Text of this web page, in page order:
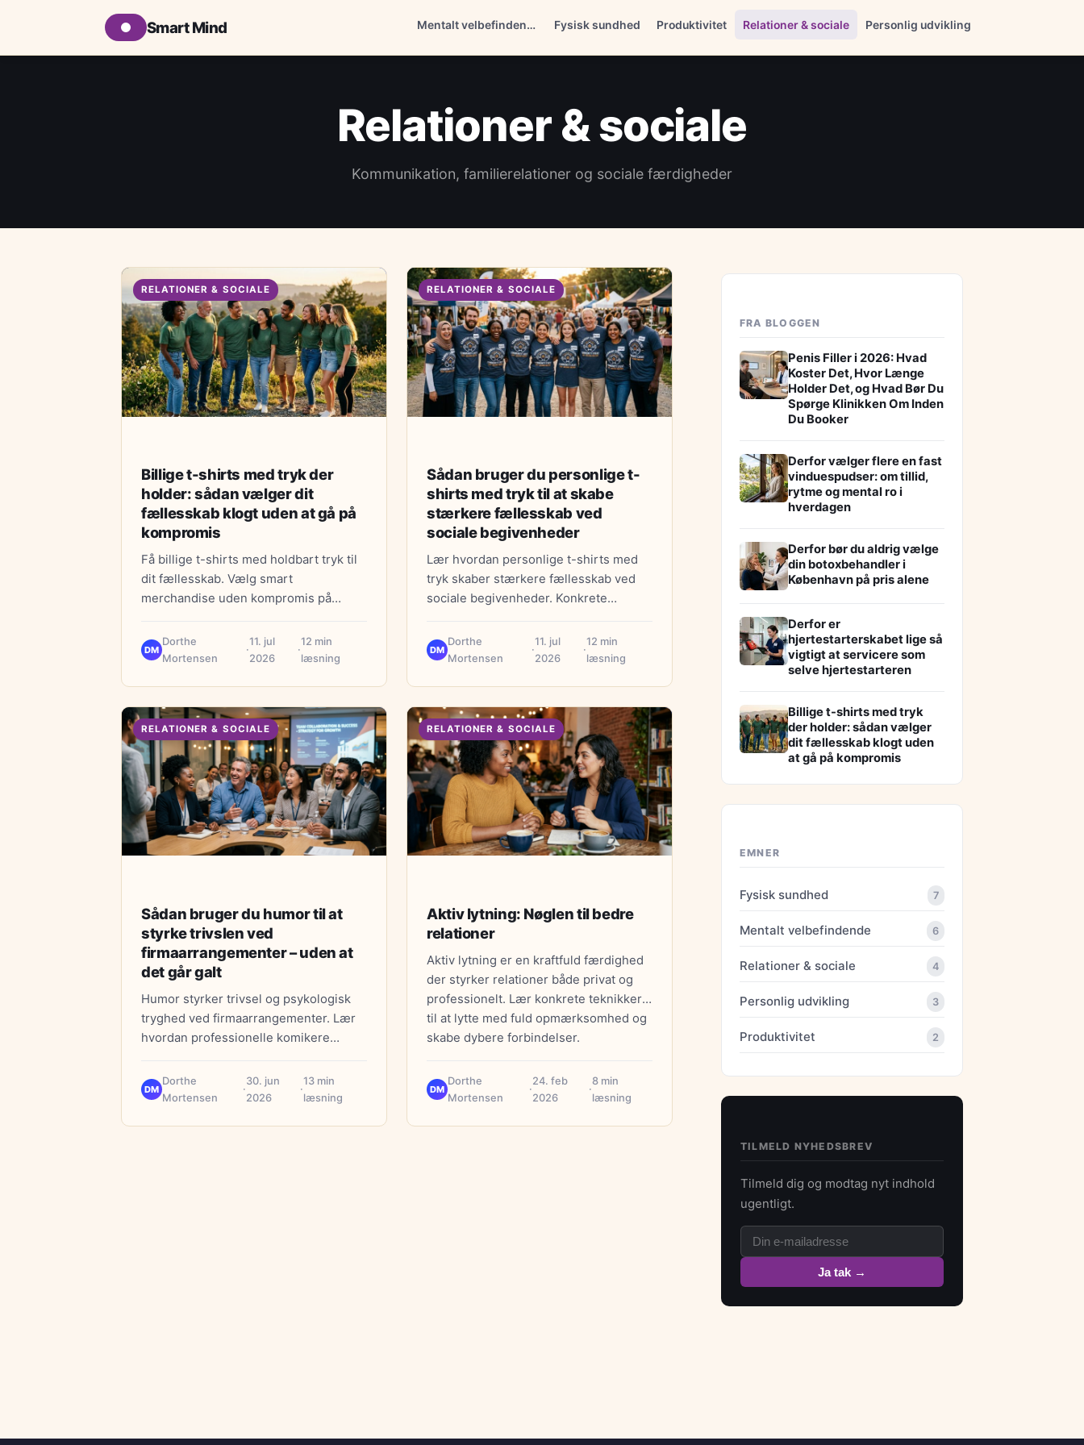
Smart Mind Mentalt velbefindende Fysisk sundhed Produktivitet Relationer & sociale Personlig udvikling
Relationer & sociale
Kommunikation, familierelationer og sociale færdigheder
RELATIONER & SOCIALE
Billige t-shirts med tryk der
holder: sådan vælger dit
fællesskab klogt uden at gå på
kompromis
Få billige t-shirts med holdbart tryk til
dit fællesskab. Vælg smart
merchandise uden kompromis på
og grupper.
DM
Dorthe
Mortensen
·
11. jul
2026
·
12 min
læsning
RELATIONER & SOCIALE
Sådan bruger du personlige t-
shirts med tryk til at skabe
stærkere fællesskab ved
sociale begivenheder
Lær hvordan personlige t-shirts med
tryk skaber stærkere fællesskab ved
sociale begivenheder. Konkrete
privatpersoner.
DM
Dorthe
Mortensen
·
11. jul
2026
·
12 min
læsning
RELATIONER & SOCIALE
Sådan bruger du humor til at
styrke trivslen ved
firmaarrangementer – uden at
det går galt
Humor styrker trivsel og psykologisk
tryghed ved firmaarrangementer. Lær
hvordan professionelle komikere
– og skaber bedre arbejdsmiljø.
DM
Dorthe
Mortensen
·
30. jun
2026
·
13 min
læsning
RELATIONER & SOCIALE
Aktiv lytning: Nøglen til bedre
relationer
Aktiv lytning er en kraftfuld færdighed
der styrker relationer både privat og
professionelt. Lær konkrete teknikker
til at lytte med fuld opmærksomhed og
skabe dybere forbindelser.
DM
Dorthe
Mortensen
·
24. feb
2026
·
8 min
læsning
FRA BLOGGEN
Penis Filler i 2026: Hvad
Koster Det, Hvor Længe
Holder Det, og Hvad Bør Du
Spørge Klinikken Om Inden
Du Booker
Derfor vælger flere en fast
vinduespudser: om tillid,
rytme og mental ro i
hverdagen
Derfor bør du aldrig vælge
din botoxbehandler i
København på pris alene
Derfor er
hjertestarterskabet lige så
vigtigt at servicere som
selve hjertestarteren
Billige t-shirts med tryk
der holder: sådan vælger
dit fællesskab klogt uden
at gå på kompromis
EMNER
Fysisk sundhed 7
Mentalt velbefindende 6
Relationer & sociale 4
Personlig udvikling 3
Produktivitet 2
TILMELD NYHEDSBREV
Tilmeld dig og modtag nyt indhold
ugentligt.
Ja tak →